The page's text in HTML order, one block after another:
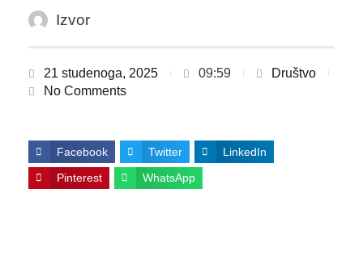
Izvor
21 studenoga, 2025 09:59
Društvo
No Comments
Facebook Twitter LinkedIn
Pinterest WhatsApp